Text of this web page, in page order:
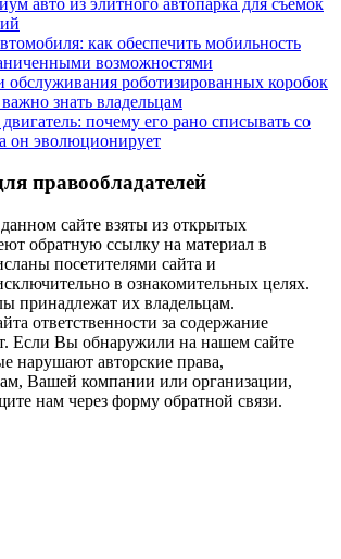
как обеспечить мобильность
возможностями
обслуживания роботизированных коробок
знать владельцам
почему его рано списывать со
он эволюционирует
правообладателей
сайте взяты из открытых
обратную ссылку на материал в
посетителями сайта и
в ознакомительных целях.
принадлежат их владельцам.
ответственности за содержание
Если Вы обнаружили на нашем сайте
нарушают авторские права,
Вашей компании или организации,
нам через форму обратной связи.